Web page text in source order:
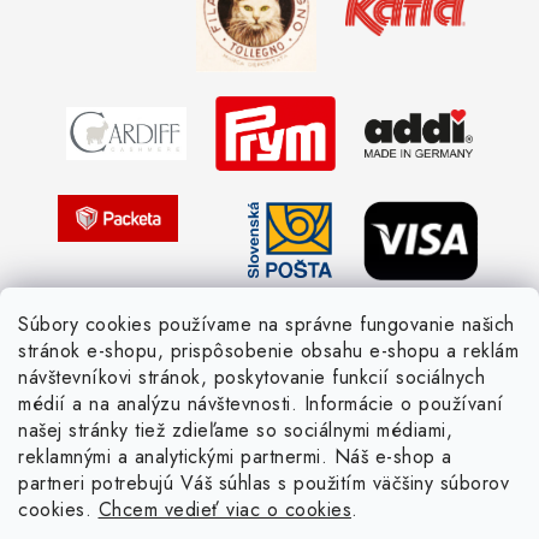
Súbory cookies používame na správne fungovanie našich
stránok e-shopu, prispôsobenie obsahu e-shopu a reklám
návštevníkovi stránok, poskytovanie funkcií sociálnych
médií a na analýzu návštevnosti. Informácie o používaní
našej stránky tiež zdieľame so sociálnymi médiami,
reklamnými a analytickými partnermi. Náš e-shop a
partneri potrebujú Váš súhlas s použitím väčšiny súborov
cookies. Chcem vedieť viac o cookies.
Žiadosť dotknutej osoby
Pletený slovník anglicky-česky
Pletený slovník česky-anglicky